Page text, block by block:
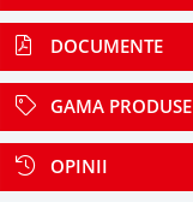
DOCUMENTE
GAMA PRODUSE
OPINII